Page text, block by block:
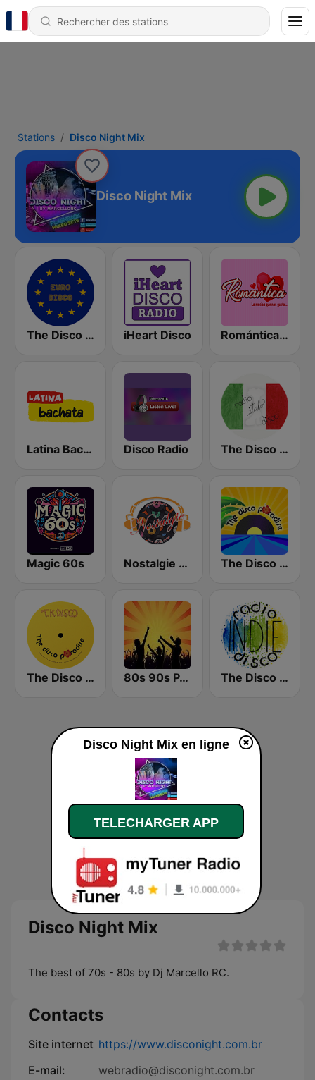
Stations Disco Night Mix
Disco Night Mix
The Disco Paradise - Euro Disco iHeart Disco Romántica Radio
Latina Bachata Disco Radio The Disco Paradise - Italo Disco
Magic 60s Nostalgie New York The Disco Paradise
The Disco Paradise - T.K. Disco 80s 90s PARTY HITS The Disco Paradise - Indie Disco
Disco Night Mix
The best of 70s - 80s by Dj Marcello RC.
Contacts
Site internet https://www.disconight.com.br
E-mail:
webradio@disconight.com.br
Disco Night Mix en ligne
TELECHARGER APP